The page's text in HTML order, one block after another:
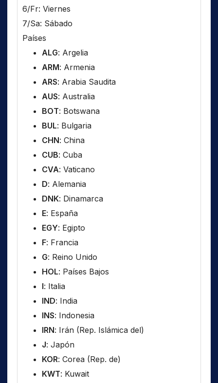
6/Fr: Viernes
7/Sa: Sábado
Países
ALG: Argelia
ARM: Armenia
ARS: Arabia Saudita
AUS: Australia
BOT: Botswana
BUL: Bulgaria
CHN: China
CUB: Cuba
CVA: Vaticano
D: Alemania
DNK: Dinamarca
E: España
EGY: Egipto
F: Francia
G: Reino Unido
HOL: Países Bajos
I: Italia
IND: India
INS: Indonesia
IRN: Irán (Rep. Islámica del)
J: Japón
KOR: Corea (Rep. de)
KWT: Kuwait